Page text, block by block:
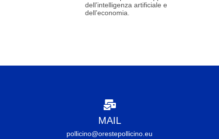
dell’intelligenza artificiale e
dell’economia.
MAIL
pollicino@orestepollicino.eu